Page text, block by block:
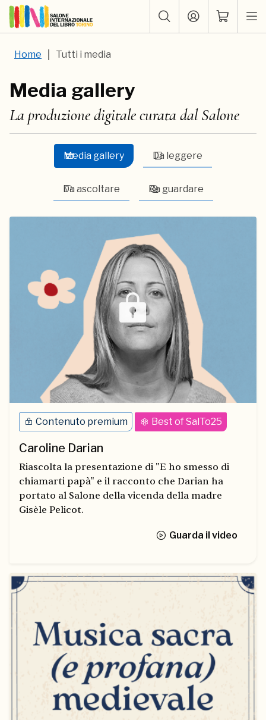
Home Tutti i media
Media gallery
La produzione digitale curata dal Salone
Filtro:
Media gallery Filtro:
Da leggere
Filtro:
Da ascoltare Filtro:
Da guardare
Contenuto premium Best of SalTo25
Caroline Darian
Riascolta la presentazione di "E ho smesso di
chiamarti papà" e il racconto che Darian ha
portato al Salone della vicenda della madre
Gisèle Pelicot.
Guarda il video